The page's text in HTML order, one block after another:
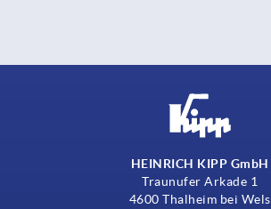
HEINRICH KIPP GmbH
Traunufer Arkade 1
4600 Thalheim bei Wels